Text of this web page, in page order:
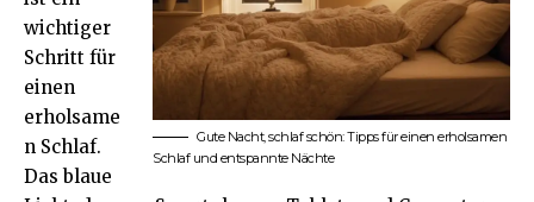
Gute Nacht, schlaf schön: Tipps für einen erholsamen
Schlaf und entspannte Nächte
wichtiger
Schritt für
einen
erholsame
n Schlaf.
Das blaue